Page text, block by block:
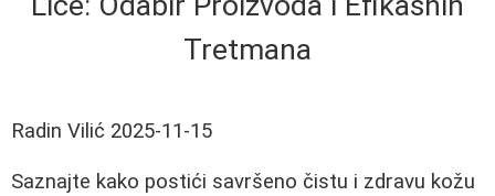
Tretmana
Radin Vilić 2025-11-15
Saznajte kako postići savršeno čistu i zdravu kožu